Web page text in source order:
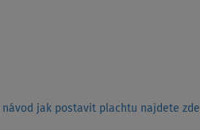
návod jak postavit plachtu najdete zde